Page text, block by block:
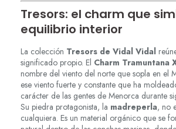
Tresors: el charm que
equilibrio interior
La colección Tresors de Vidal Vidal
significado propio. El Charm Tramuntana
nombre del viento del norte que sopla en el
ese viento fuerte y constante que ha
carácter de las gentes de Menorca durante
Su piedra protagonista, la madreperla, no
cualquiera. Es un material orgánico que se